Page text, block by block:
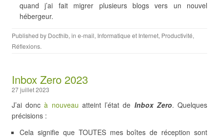
quand j’ai fait migrer plusieurs blogs vers un nouvel
hébergeur.
Published by Docthib, in e-mail, Informatique et Internet, Productivité,
Réflexions.
Inbox Zero 2023
27 juillet 2023
J’ai doncà nouveau atteint l’état de Inbox Zero. Quelques
précisions :
Cela signifie que TOUTES mes boîtes de réception sont